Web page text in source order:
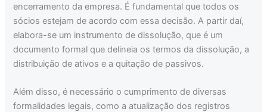
encerramento da empresa. É fundamental que todos os
sócios estejam de acordo com essa decisão. A partir daí,
elabora-se um instrumento de dissolução, que é um
documento formal que delineia os termos da dissolução, a
distribuição de ativos e a quitação de passivos.
Além disso, é necessário o cumprimento de diversas
formalidades legais, como a atualização dos registros